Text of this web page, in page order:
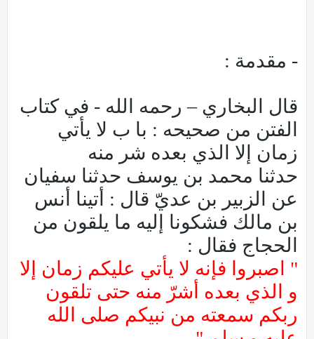
- مقدمة :
قال البخاري – رحمه الله - في كتاب
الفتن من صحيحه : با ب لا يأتي
زمان إلا الذي بعده شر منه
حدثنا محمد بن يوسف حدثنا سفيان
عن الزبير بن عديّ قال : أتينا أنس
بن مالك فشكونا إليه ما يلقون من
الحجاج فقال :
" اصبروا فإنه لا يأتي عليكم زمان إلا
و الذي بعده أشرّ منه حتى تلقون
ربكم سمعته من نبيكم صلى الله